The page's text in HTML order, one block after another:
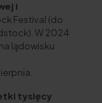
i
Festival (do
W 2024
lądowisku
tysięcy